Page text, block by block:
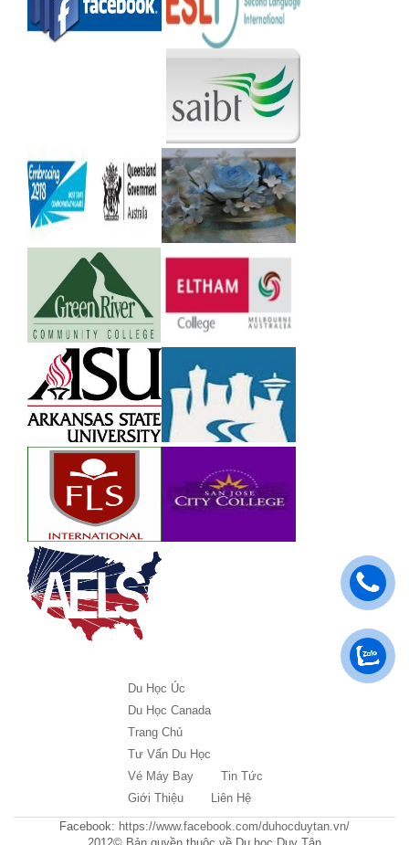
Du Học Úc
Du Học Canada
Trang Chủ
Tư Vấn Du Học
Vé Máy Bay
Tin Tức
Giới Thiệu
Liên Hệ
Facebook: https://www.facebook.com/duhocduytan.vn/